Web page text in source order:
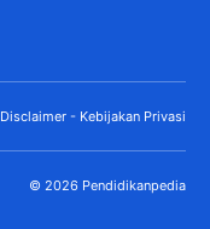
Disclaimer - Kebijakan Privasi
© 2026 Pendidikanpedia